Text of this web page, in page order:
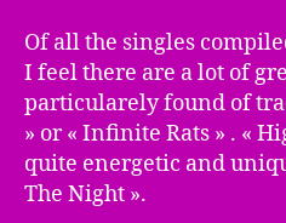
Of all the singles
I feel there are a lot of
particularely found of
» or « Infinite Rats » . «
quite energetic and
The Night ».